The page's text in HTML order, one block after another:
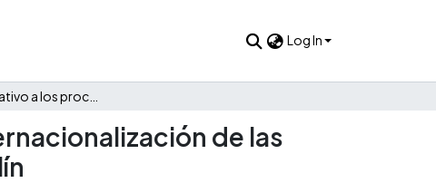
Log In
de las